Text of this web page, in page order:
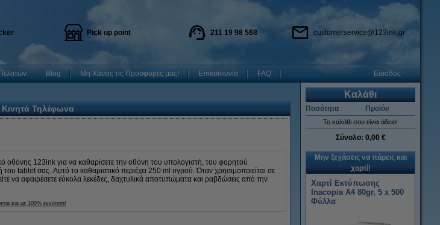
Pick up point 211 19 98 568 customerservice@123ink.gr
Blog Μη Χάνεις τις Προσφορές μας! Επικοινωνία FAQ Είσοδος
Κινητά Τηλέφωνα
οθόνης 123ink για να καθαρίσετε την οθόνη του υπολογιστή, του φορητού
tablet σας. Αυτό το καθαριστικό περιέχει 250 ml υγρού. Όταν χρησιμοποιείται σε
να αφαιρέσετε εύκολα λεκέδες, δαχτυλικά αποτυπώματα και ραβδώσεις από την
και με 100% εγγύηση!
Καλάθι
Ποσότητα Προϊόν
Το καλάθι σου είναι άδειο!
Σύνολο: 0,00 €
Μην ξεχάσεις να πάρεις και
χαρτί!
Χαρτί Εκτύπωσης
Inacopia Α4 80gr, 5 x 500
Φύλλα